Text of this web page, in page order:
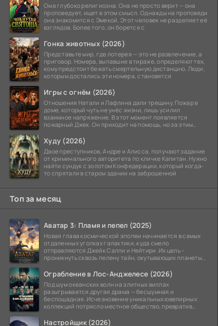
Ома глубоко религиозна. Она не просто верит — она
проповедует, ищет в этом смысл. Однажды на проповеди
она знакомится с Эмекой. Этот человек не разделяет её
взглядов. Более того, он борется с
Гонка животных (2026)
Представьте мир, где лотерея — это не развлечение, а
приговор. Номера, выпавшие в тираже, определяют тех,
кому предстоит бежать смертельную дистанцию. Люди,
которым достались эти номера, становятся
Игры с огнём (2026)
Отношения Натали и Лафлина дали трещину. Пожар в
доме, который чуть не унёс жизни, лишь усилил
взаимное напряжение. В этот момент появляется
пожарный Джек. Он приходит на помощь, но за этим
Худу (2026)
Двое преступников, Андре и Алисса, получают задание
от криминального авторитета по кличке Капитан. Нужно
найти сундук с золотом Конфедерации, который когда-
то спрятали в старом здании на заброшенной
Топ за месяц
Аватар 3: Пламя и пепел (2025)
Новая глава космической эпопеи начинается в самых
отдаленных уголках галактики, куда смело
отправляются Джейк Салли и Нейтири. Их цель –
проникнуть сквозь пелену тайн, окутывающих планеты
Ограбление в Лос-Анджелесе (2026)
Под шум океанских волн на элитных виллах
разыгрывается другая драма — бесшумная и
беспощадная. Исчезновение уникальных ювелирных
коллекций потрясло местное общество, превратив
Настройщик (2026)